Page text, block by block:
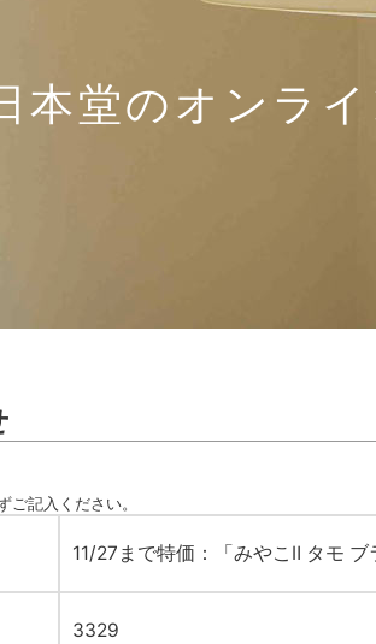
本堂のオンラ
記入ください。
11/27まで特価：「みやこⅡ タモ
3329